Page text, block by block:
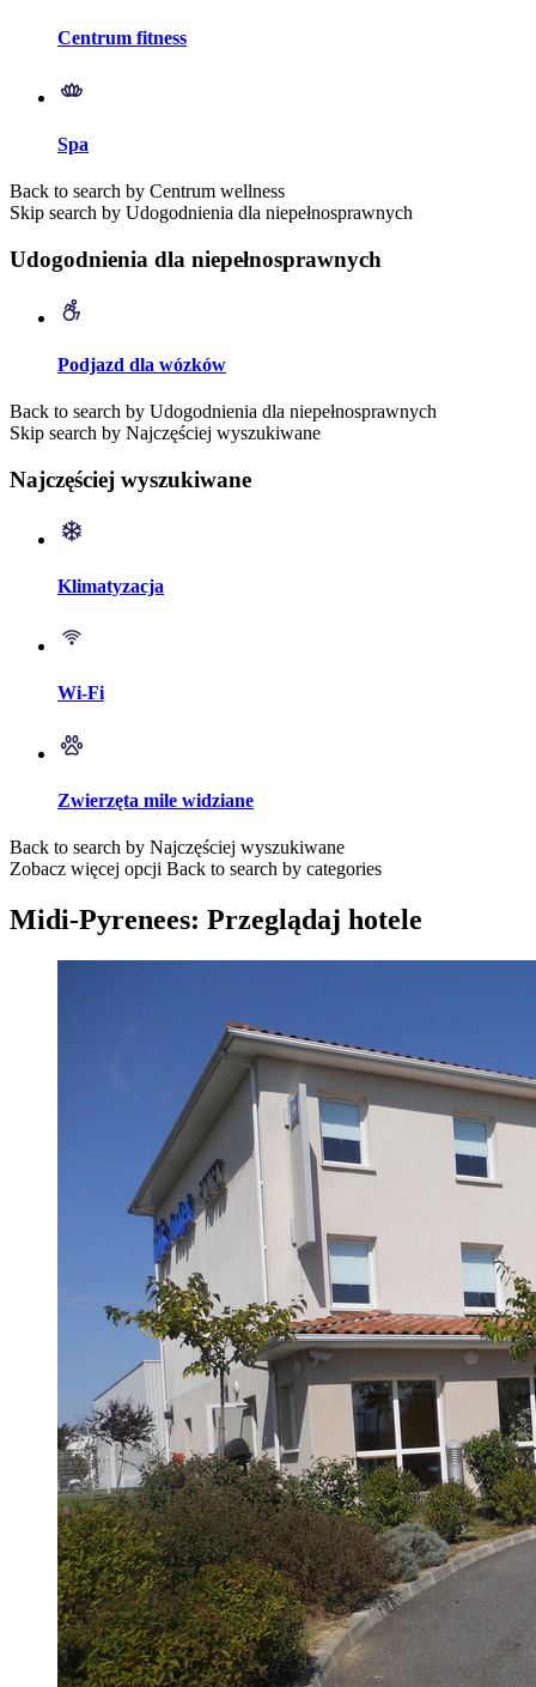
Centrum fitness
Spa
Back to search by Centrum wellness
Skip search by Udogodnienia dla niepełnosprawnych
Udogodnienia dla niepełnosprawnych
Podjazd dla wózków
Back to search by Udogodnienia dla niepełnosprawnych
Skip search by Najczęściej wyszukiwane
Najczęściej wyszukiwane
Klimatyzacja
Wi-Fi
Zwierzęta mile widziane
Back to search by Najczęściej wyszukiwane
Zobacz więcej opcji Back to search by categories
Midi-Pyrenees: Przeglądaj hotele